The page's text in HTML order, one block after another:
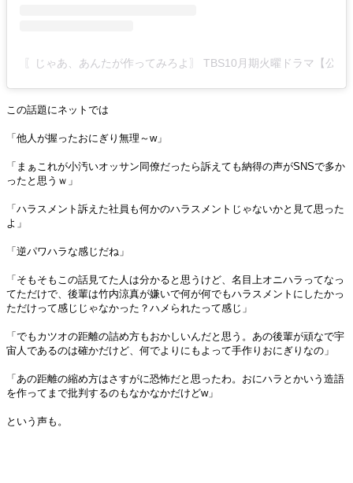
〖じゃあ、あんたが作ってみろよ〗 TBS10月期火曜ドラマ【公
この話題にネットでは
「他人が握ったおにぎり無理～w」
「まぁこれが小汚いオッサン同僚だったら訴えても納得の声がSNSで多か
ったと思うｗ」
「ハラスメント訴えた社員も何かのハラスメントじゃないかと見て思った
よ」
「逆パワハラな感じだね」
「そもそもこの話見てた人は分かると思うけど、名目上オニハラってなっ
てただけで、後輩は竹内涼真が嫌いで何が何でもハラスメントにしたかっ
ただけって感じじゃなかった？ハメられたって感じ」
「でもカツオの距離の詰め方もおかしいんだと思う。あの後輩が頑なで宇
宙人であるのは確かだけど、何でよりにもよって手作りおにぎりなの」
「あの距離の縮め方はさすがに恐怖だと思ったわ。おにハラとかいう造語
を作ってまで批判するのもなかなかだけどw」
という声も。